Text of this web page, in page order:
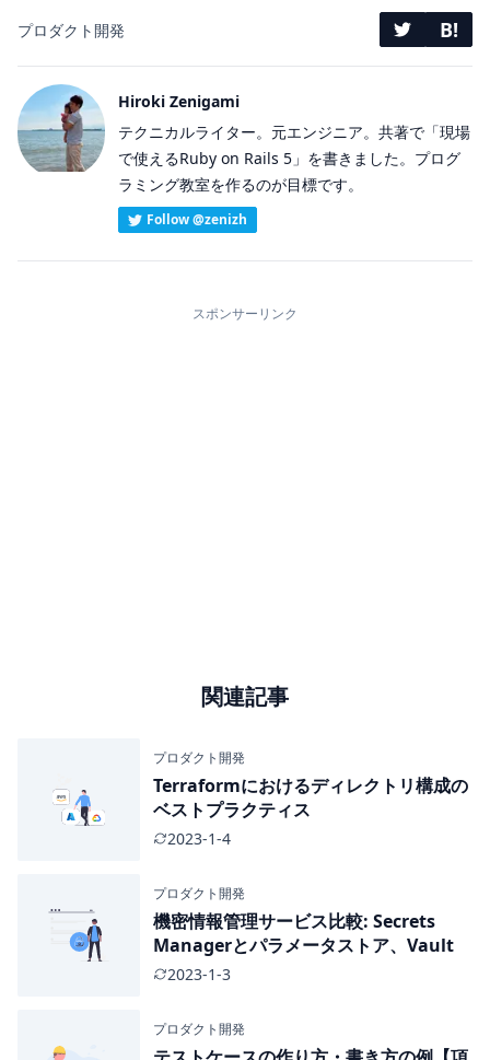
プロダクト開発 B!
Hiroki Zenigami
テクニカルライター。元エンジニア。共著で「現場
で使えるRuby on Rails 5」を書きました。プログ
ラミング教室を作るのが目標です。
Follow @zenizh
スポンサーリンク
関連記事
プロダクト開発
Terraformにおけるディレクトリ構成の
ベストプラクティス
2023-1-4
プロダクト開発
機密情報管理サービス比較: Secrets
Managerとパラメータストア、Vault
2023-1-3
プロダクト開発